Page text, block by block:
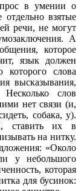
в умении о
отдельно взятые
речи, не могут
А
которое
язык должен
которого слова
высказывания,
слов
нет связи (и,
собака, у).
ставить их в
на нитку.
«Около
у небольшого
которая
для бусинок: